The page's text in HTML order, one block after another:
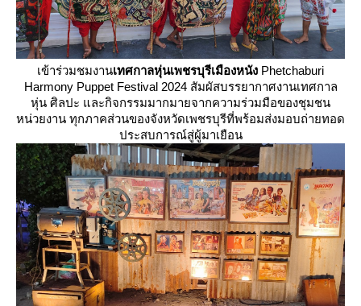
เข้าร่วมชมงานเทศกาลหุ่นเพชรบุรีเมืองหนัง Phetchaburi
Harmony Puppet Festival 2024 สัมผัสบรรยากาศงานเทศกาล
หุ่น ศิลปะ และกิจกรรมมากมายจากความร่วมมือของชุมชน
หน่วยงาน ทุกภาคส่วนของจังหวัดเพชรบุรีที่พร้อมส่งมอบถ่ายทอด
ประสบการณ์สู่ผู้มาเยือน